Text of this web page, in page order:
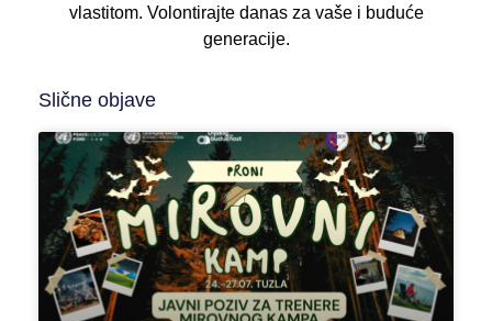
vlastitom. Volontirajte danas za vaše i buduće
generacije.
Slične objave